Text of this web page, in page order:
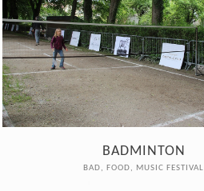
BADMINTON
BAD, FOOD, MUSIC FESTIVAL